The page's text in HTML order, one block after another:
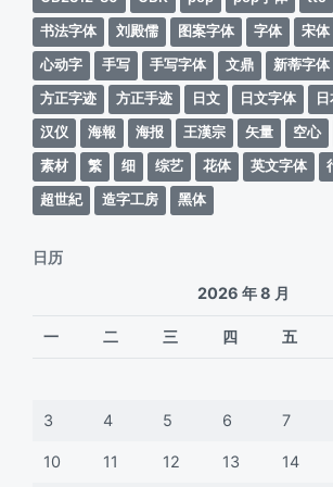
书法字体
刘殿儒 图案字体 字体 宋体
心动字
手写 手写字体 文鼎 新蒂字体
方正字迹
方正手迹 日文 日文字体
汉仪
海報 海报 王漢宗 矢量 空心
素材
繁 细 综艺 花体 英文字体
超世紀
造字工房 黑体
日历
2026 年 8 月
一 二 三 四 五
3 4 5 6 7
10 11 12 13 14